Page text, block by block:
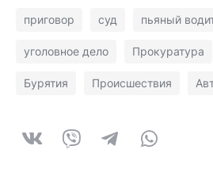
приговор суд пьяный
уголовное дело Прокуратура
Бурятия Происшествия